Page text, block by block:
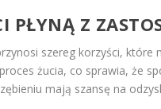
PŁYNĄ Z
szereg korzyści, które
żucia, co sprawia, że
mają szansę na